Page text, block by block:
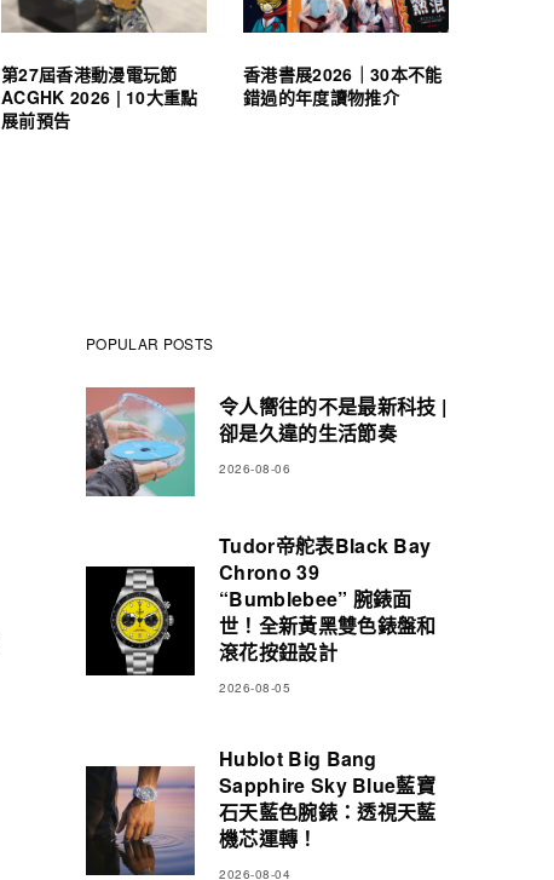
第27屆香港動漫電玩節
ACGHK 2026 | 10大重點
展前預告
香港書展2026｜30本不能
錯過的年度讀物推介
POPULAR POSTS
令人嚮往的不是最新科技 |
卻是久違的生活節奏
2026-08-06
Tudor帝舵表Black Bay
Chrono 39
“Bumblebee” 腕錶面
世！全新黃黑雙色錶盤和
滾花按鈕設計
2026-08-05
Hublot Big Bang
Sapphire Sky Blue藍寶
石天藍色腕錶：透視天藍
機芯運轉！
2026-08-04